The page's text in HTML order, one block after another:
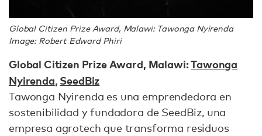
Global Citizen Prize Award, Malawi: Tawonga Nyirenda
Image: Robert Edward Phiri
Global Citizen Prize Award, Malawi:Tawonga
Nyirenda, SeedBiz
Tawonga Nyirenda es una emprendedora en
sostenibilidad y fundadora de SeedBiz, una
empresa agrotech que transforma residuos